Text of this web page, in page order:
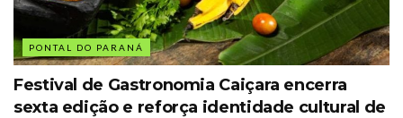
PONTAL DO PARANÁ
Festival de Gastronomia Caiçara encerra
sexta edição e reforça identidade cultural de